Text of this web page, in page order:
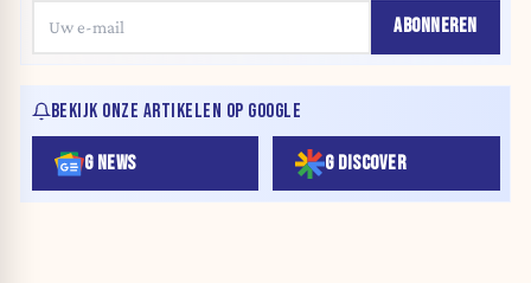
ABONNEREN
BEKIJK ONZE ARTIKELEN OP GOOGLE
G NEWS G DISCOVER